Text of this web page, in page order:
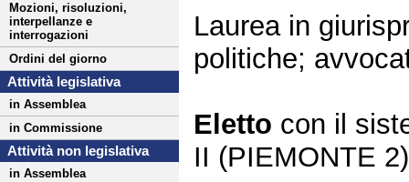
Mozioni, risoluzioni,
interpellanze e
interrogazioni
Ordini del giorno
Attività legislativa
in Assemblea
in Commissione
Attività non legislativa
in Assemblea
Laurea in
politiche;
Eletto con il
II (PIEMONTE 2)